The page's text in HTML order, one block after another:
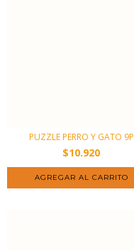
PUZZLE PERRO Y GATO 9P
$10.920